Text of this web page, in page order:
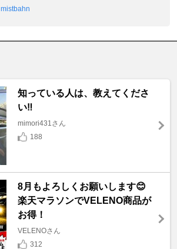
mistbahn
知っている人は、教えてくださ
い‼️
mimori431さん
188
8月もよろしくお願いします😊
楽天マラソンでVELENO商品が
お得！
VELENOさん
312